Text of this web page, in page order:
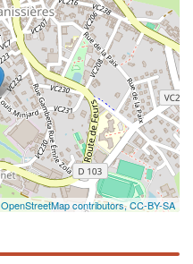
OpenStreetMap contributors,CC-BY-SA